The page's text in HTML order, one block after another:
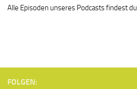
Alle Episoden unseres Podcasts findest du
FOLGEN: